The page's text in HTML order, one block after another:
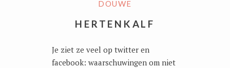
DOUWE
HERTENKALF
Je ziet ze veel op twitter en
facebook: waarschuwingen om niet